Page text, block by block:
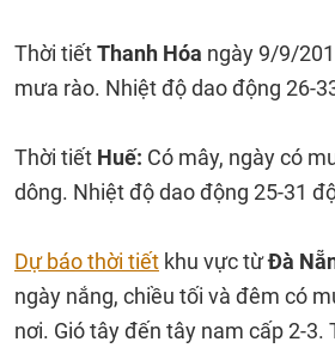
Thời tiếtThanh Hóa ngày 9/9/
mưa rào. Nhiệt độ dao động 26-
Thời tiết Huế: Có mây, ngày có
dông. Nhiệt độ dao động 25-31
Dự báo thời tiết khu vực từĐà
ngày nắng, chiều tối và đêm có
nơi. Gió tây đến tây nam cấp 2-3.